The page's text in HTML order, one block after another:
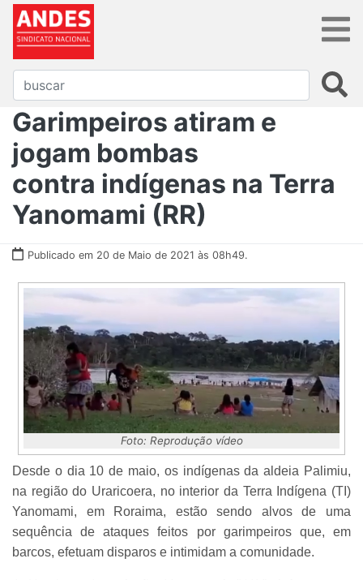
Garimpeiros atiram e
jogam bombas
contra indígenas na Terra
Yanomami (RR)
Publicado em 20 de Maio de 2021 às 08h49.
Foto: Reprodução vídeo
Desde o dia 10 de maio, os indígenas da aldeia Palimiu,
na região do Uraricoera, no interior da Terra Indígena (TI)
Yanomami, em Roraima, estão sendo alvos de uma
sequência de ataques feitos por garimpeiros que, em
barcos, efetuam disparos e intimidam a comunidade.